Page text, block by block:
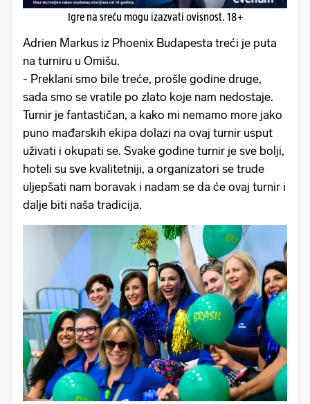
Igre na sreću mogu izazvati ovisnost. 18+
Adrien Markus iz Phoenix Budapesta treći je puta
na turniru u Omišu.
- Preklani smo bile treće, prošle godine druge,
sada smo se vratile po zlato koje nam nedostaje.
Turnir je fantastičan, a kako mi nemamo more jako
puno mađarskih ekipa dolazi na ovaj turnir usput
uživati i okupati se. Svake godine turnir je sve bolji,
hoteli su sve kvalitetniji, a organizatori se trude
uljepšati nam boravak i nadam se da će ovaj turnir i
dalje biti naša tradicija.